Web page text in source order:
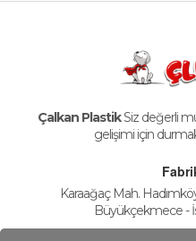
Çalkan PlastikSiz değerli
gelişimi için
Karaağaç Mah.
Büyükçekmece -